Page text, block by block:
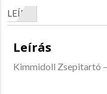
LEÍRÁS
Leírás
Kimmidoll Zsepitartó –